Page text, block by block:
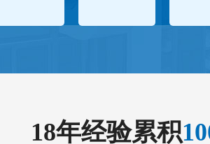
18年经验累积